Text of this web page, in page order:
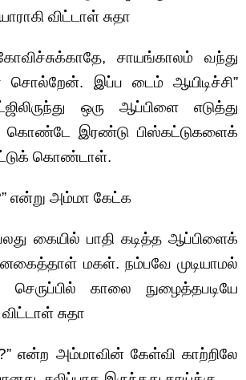
விட்டாள் சுதா
சாயங்காலம் வந்து
சொல்றேன். இப்ப டைம் ஆயிடிச்சி”
ஒரு ஆப்பிளை எடுத்து
கொண்டே இரண்டு பிஸ்கட்டுகளைக்
கொண்டாள்.
என்று அம்மா கேட்க
கையில் பாதி கடித்த ஆப்பிளைக்
மகள். நம்பவே முடியாமல்
செருப்பில் காலை நுழைத்தபடியே
சுதா
என்ற அம்மாவின் கேள்வி காற்றிலே